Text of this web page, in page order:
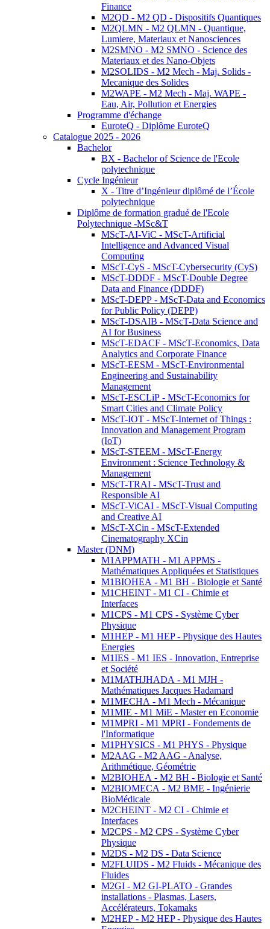
Finance
M2QD - M2 QD - Dispositifs Quantiques
M2QLMN - M2 QLMN - Quantique,
Lumiere, Materiaux et Nanosciences
M2SMNO - M2 SMNO - Science des
Materiaux et des Nano-Objets
M2SOLIDS - M2 Mech - Maj. Solids -
Mecanique des Solides
M2WAPE - M2 Mech - Maj. WAPE -
Eau, Air, Pollution et Energies
Programme d'échange
EuroteQ - Diplôme EuroteQ
Catalogue 2025 - 2026
Bachelor
BX - Bachelor of Science de l'Ecole
polytechnique
Cycle Ingénieur
X - Titre d’Ingénieur diplômé de l’École
polytechnique
Diplôme de formation gradué de l'Ecole
Polytechnique -MSc&T
MScT-AI-ViC - MScT-Artificial
Intelligence and Advanced Visual
Computing
MScT-CyS - MScT-Cybersecurity (CyS)
MScT-DDDF - MScT-Double Degree
Data and Finance (DDDF)
MScT-DEPP - MScT-Data and Economics
for Public Policy (DEPP)
MScT-DSAIB - MScT-Data Science and
AI for Business
MScT-EDACF - MScT-Economics, Data
Analytics and Corporate Finance
MScT-EESM - MScT-Environmental
Engineering and Sustainability
Management
MScT-ESCLiP - MScT-Economics for
Smart Cities and Climate Policy
MScT-IOT - MScT-Internet of Things :
Innovation and Management Program
(IoT)
MScT-STEEM - MScT-Energy
Environment : Science Technology &
Management
MScT-TRAI - MScT-Trust and
Responsible AI
MScT-ViCAI - MScT-Visual Computing
and Creative AI
MScT-XCin - MScT-Extended
Cinematography XCin
Master (DNM)
M1APPMATH - M1 APPMS -
Mathématiques Appliquées et Statistiques
M1BIOHEA - M1 BH - Biologie et Santé
M1CHEINT - M1 CI - Chimie et
Interfaces
M1CPS - M1 CPS - Système Cyber
Physique
M1HEP - M1 HEP - Physique des Hautes
Energies
M1IES - M1 IES - Innovation, Entreprise
et Société
M1MATHJHADA - M1 MJH -
Mathématiques Jacques Hadamard
M1MECHA - M1 Mech - Mécanique
M1MIE - M1 MiE - Master en Economie
M1MPRI - M1 MPRI - Fondements de
l'Informatique
M1PHYSICS - M1 PHYS - Physique
M2AAG - M2 AAG - Analyse,
Arithmétique, Géométrie
M2BIOHEA - M2 BH - Biologie et Santé
M2BIOMECA - M2 BME - Ingénierie
BioMédicale
M2CHEINT - M2 CI - Chimie et
Interfaces
M2CPS - M2 CPS - Système Cyber
Physique
M2DS - M2 DS - Data Science
M2FLUIDS - M2 Fluids - Mécanique des
Fluides
M2GI - M2 GI-PLATO - Grandes
installations - Plasmas, Lasers,
Accélérateurs, Tokamaks
M2HEP - M2 HEP - Physique des Hautes